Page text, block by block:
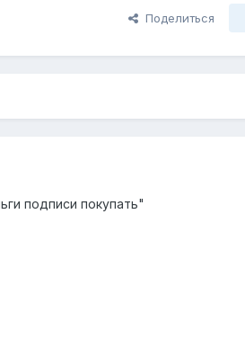
Поделиться
подписи покупать"